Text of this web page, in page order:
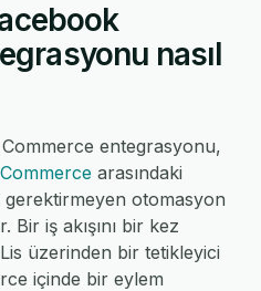
nasıl
entegrasyonu,
arasındaki
gerektirmeyen otomasyon
Bir iş akışını bir kez
üzerinden bir tetikleyici
içinde bir eylem